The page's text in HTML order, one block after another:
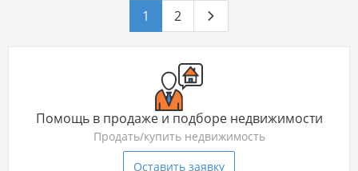
1 2
Помощь в продаже и подборе недвижимости
Продать/купить недвижимость
Оставить заявку